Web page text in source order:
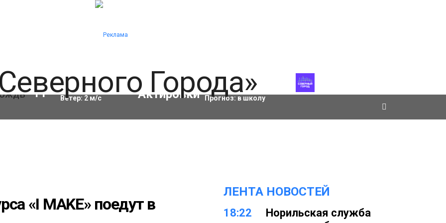
11°C Влажность:97%
Ветер: 2м/с
Актировки
Прогноз: в школу
«I MAKE» поедут в
ЛЕНТА НОВОСТЕЙ
18:22
Норильская служба